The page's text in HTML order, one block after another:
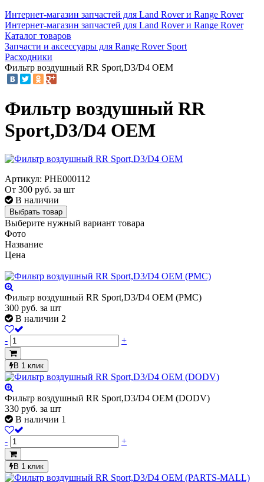
Интернет-магазин запчастей для Land Rover и Range Rover
Интернет-магазин запчастей для Land Rover и Range Rover
Каталог товаров
Запчасти и аксессуары для Range Rover Sport
Расходники
Фильтр воздушный RR Sport,D3/D4 OEM
Фильтр воздушный RR
Sport,D3/D4 OEM
Артикул: PHE000112
От 300 руб. за шт
В наличии
Выбрать товар
Выберите нужный вариант товара
Фото
Название
Цена
Фильтр воздушный RR Sport,D3/D4 OEM (PMC)
300 руб. за шт
В наличии 2
- +
В 1 клик
Фильтр воздушный RR Sport,D3/D4 OEM (DODV)
330 руб. за шт
В наличии 1
- +
В 1 клик